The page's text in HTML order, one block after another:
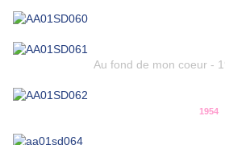
Au fond de mon coeur -
1954